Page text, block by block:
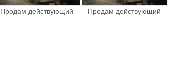
Продам действующий
Продам действующий